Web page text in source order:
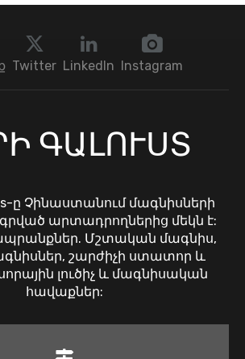
Twitter LinkedIn Instagram
ԳԱԼՈՒՍՏ
ը Չինաստանում մագնիսների
արտադրողներից մեկն է:
Մշտական ​​մագնիս,
շարժիչի ստատոր և
լուծիչ և մագնիսական
հավաքներ: